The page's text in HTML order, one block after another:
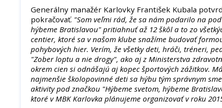
Generálny manažér Karlovky František Kubala
pokračovať. "Som veľmi rád, že sa nám podarilo na
hýbeme Bratislavou" pritiahnuť až 12 škôl a to zo
centier, ktoré sa v našom klube snažíme budovať
pohybových hier. Verím, že všetky deti, hráči, tréneri,
"Zober loptu a nie drogy", ako aj z Ministerstva
okrem cien si odnášajú aj kopec športových zážitkov.
najmenšie školopovinné deti sa hýbu tým správnym
aktivity pod značkou "Hýbeme svetom, hýbeme
ktoré v MBK Karlovka plánujeme organizovať v roku